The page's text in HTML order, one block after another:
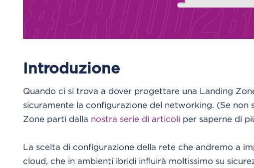
Introduzione
Quando ci si trova a dover progettare una Landing
sicuramente la configurazione del networking. (Se non
Zone parti dalla nostra serie di articoli per saperne di
La scelta di configurazione della rete che andremo a
cloud, che in ambienti ibridi influirà moltissimo su